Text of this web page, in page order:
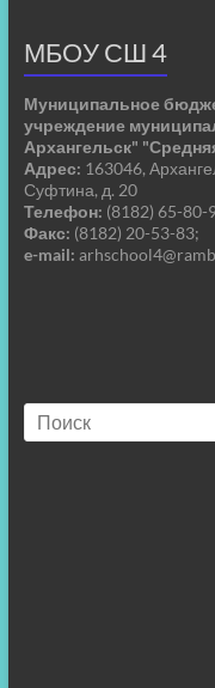
МБОУ СШ 4
Муниципальное
учреждение
Архангельск"
Адрес: 163046,
Суфтина, д. 20
Телефон: (8182) 65-80-
Факс: (8182) 20-53-83;
e-mail: